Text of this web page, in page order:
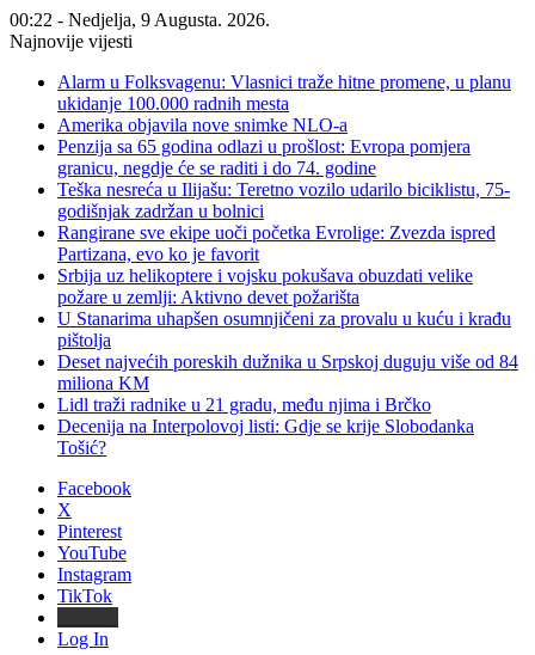
00:22 - Nedjelja, 9 Augusta. 2026.
Najnovije vijesti
Alarm u Folksvagenu: Vlasnici traže hitne promene, u planu
ukidanje 100.000 radnih mesta
Amerika objavila nove snimke NLO-a
Penzija sa 65 godina odlazi u prošlost: Evropa pomjera
granicu, negdje će se raditi i do 74. godine
Teška nesreća u Ilijašu: Teretno vozilo udarilo biciklistu, 75-
godišnjak zadržan u bolnici
Rangirane sve ekipe uoči početka Evrolige: Zvezda ispred
Partizana, evo ko je favorit
Srbija uz helikoptere i vojsku pokušava obuzdati velike
požare u zemlji: Aktivno devet požarišta
U Stanarima uhapšen osumnjičeni za provalu u kuću i krađu
pištolja
Deset najvećih poreskih dužnika u Srpskoj duguju više od 84
miliona KM
Lidl traži radnike u 21 gradu, među njima i Brčko
Decenija na Interpolovoj listi: Gdje se krije Slobodanka
Tošić?
Facebook
X
Pinterest
YouTube
Instagram
TikTok
Log In